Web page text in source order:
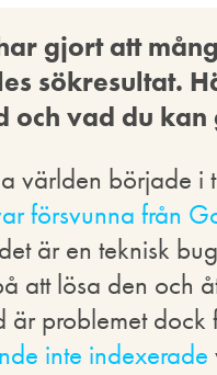
gjort att
sökresultat.
och vad du
världen började i
försvunna från
är en teknisk
att lösa den och
är problemet
inte indexerade